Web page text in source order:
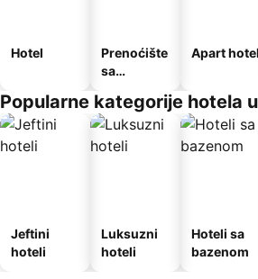
Hotel
Prenoćište
sa
Apart hotel
Popularne kategorije hotela
Jeftini
hoteli
Luksuzni
hoteli
Hoteli sa
bazenom